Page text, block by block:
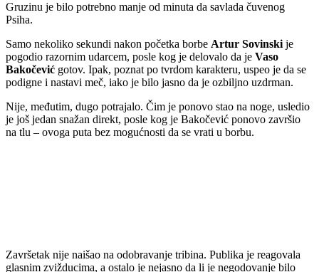
Gruzinu je bilo potrebno manje od minuta da savlada čuvenog
Psiha.
Samo nekoliko sekundi nakon početka borbe Artur Sovinski je
pogodio razornim udarcem, posle kog je delovalo da je Vaso
Bakočević gotov. Ipak, poznat po tvrdom karakteru, uspeo je da se
podigne i nastavi meč, iako je bilo jasno da je ozbiljno uzdrman.
Nije, međutim, dugo potrajalo. Čim je ponovo stao na noge, usledio
je još jedan snažan direkt, posle kog je Bakočević ponovo završio
na tlu – ovoga puta bez mogućnosti da se vrati u borbu.
Završetak nije naišao na odobravanje tribina. Publika je reagovala
glasnim zvižducima, a ostalo je nejasno da li je negodovanje bilo